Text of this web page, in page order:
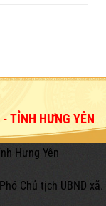
TỈNH HƯNG YÊN
Hưng Yên
Chủ tịch UBND xã.